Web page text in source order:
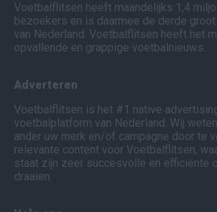
Voetbalflitsen heeft maandelijks 1,4
bezoekers en is daarmee de derde
van Nederland. Voetbalflitsen heeft het
opvallende en grappige voetbalnieuws.
Adverteren
Voetbalflitsen is het #1 native
voetbalplatform van Nederland. Wij
ander uw merk en/of campagne door te
relevante content voor Voetbalflitsen,
staat zijn zeer succesvolle en efficiënte
draaien.